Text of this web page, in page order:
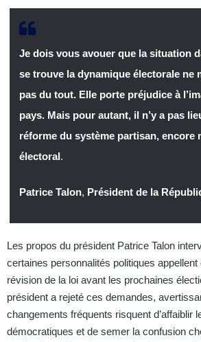
Je dois vous avouer que la situation
se trouve la dynamique électorale ne
pas du tout. Elle porte préjudice à
pays. Mais pour autant, il n’y a pas
réforme du système partisan, encore
électoral.
Patrice Talon, Président de la
Les propos du président Patrice Talon
certaines personnalités politiques
révision de la loi avant les prochaines
président a rejeté ces demandes,
changements fréquents risquent d’affaiblir
démocratiques et de semer la confusion